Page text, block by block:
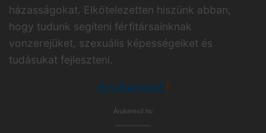
házasságokat. Elkötelezetten hiszünk abban,
hogy tudunk segíteni férfitársainknak
vonzerejüket, szexuális képességeiket és
tudásukat fejleszteni.
Árukereső.hu